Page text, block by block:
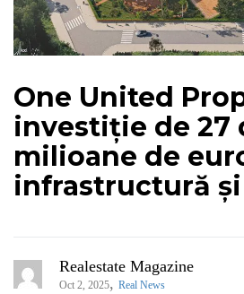
One United
investiție de 27
milioane de
infrastructură
Realestate Magazine
Oct 2, 2025, Real News